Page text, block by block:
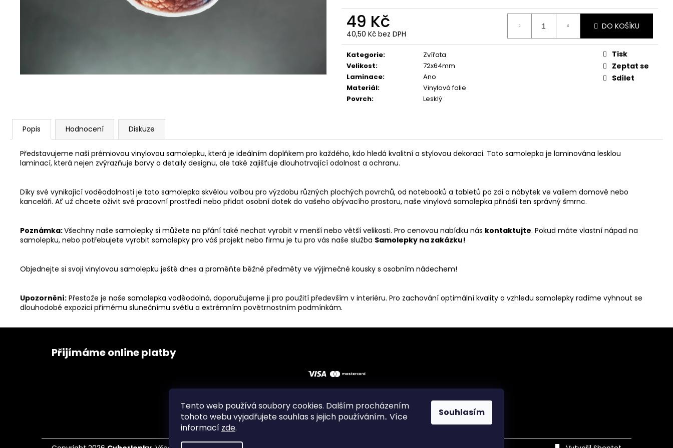
Tento web používá soubory cookies. Dalším procházením
tohoto webu vyjadřujete souhlas s jejich používáním.. Více
informací zde.
Souhlasím
49 Kč
40,50 Kč bez DPH
Měrná
cena:
DO KOŠÍKU
Kategorie:
Zvířata
Velikost:
72x64mm
Laminace:
Ano
Materiál:
Vinylová folie
Povrch: Lesklý
Tisk
Zeptat se
Sdílet
Popis Hodnocení Diskuze
Představujeme naši prémiovou vinylovou samolepku, která je ideálním doplňkem pro každého, kdo hledá kvalitní a stylovou dekoraci. Tato samolepka je laminována lesklou
laminací, která nejen zvýrazňuje barvy a detaily designu, ale také zajišťuje dlouhotrvající odolnost a ochranu.
Díky své vynikající voděodolnosti je tato samolepka skvělou volbou pro výzdobu různých plochých povrchů, od notebooků a tabletů po zdi a nábytek ve vašem domově nebo
kanceláři. Ať už chcete oživit své pracovní prostředí nebo přidat osobní dotek do vašeho obývacího prostoru, naše vinylová samolepka přináší ten správný šmrnc.
Poznámka:Všechny naše samolepky si můžete na přání také nechat vyrobit v menší nebo větší velikosti. Pro cenovou nabídku nás kontaktujte. Pokud máte vlastní nápad na
samolepku, nebo potřebujete vyrobit samolepky pro váš projekt nebo firmu je tu pro vás naše služba Samolepky na zakázku!
Objednejte si svoji vinylovou samolepku ještě dnes a proměňte běžné předměty ve výjimečné kousky s osobním nádechem!
Upozornění: Přestože je naše samolepka voděodolná, doporučujeme ji pro použití především v interiéru. Pro zachování optimální kvality a vzhledu samolepky radíme vyhnout se
dlouhodobé expozici přímému slunečnímu světlu a extrémním povětrnostním podmínkám.
49 Kč
Z
Přijímáme online platby
Obchodní podmínky Zásady ochrany osobních údajů Instagram Facebook